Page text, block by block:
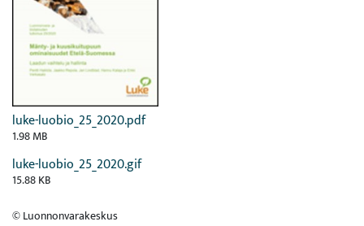
luke-luobio_25_2020.pdf
1.98 MB
luke-luobio_25_2020.gif
15.88 KB
© Luonnonvarakeskus